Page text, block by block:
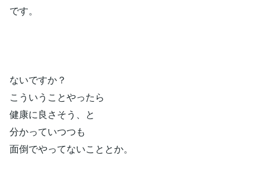
です。
ないですか？
こういうことやったら
健康に良さそう、と
分かっていつつも
面倒でやってないこととか。